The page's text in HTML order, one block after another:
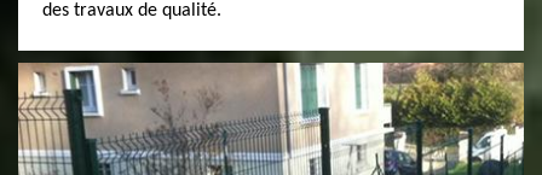
des travaux de qualité.